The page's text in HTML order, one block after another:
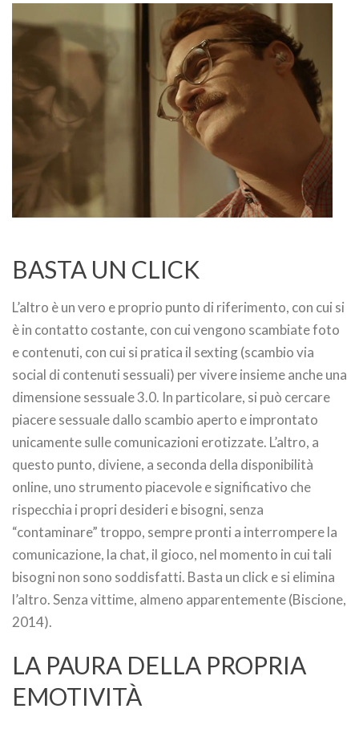
BASTA UN CLICK
L’altro è un vero e proprio punto di riferimento, con cui si
è in contatto costante, con cui vengono scambiate foto
e contenuti, con cui si pratica il sexting (scambio via
social di contenuti sessuali) per vivere insieme anche una
dimensione sessuale 3.0. In particolare, si può cercare
piacere sessuale dallo scambio aperto e improntato
unicamente sulle comunicazioni erotizzate. L’altro, a
questo punto, diviene, a seconda della disponibilità
online, uno strumento piacevole e significativo che
rispecchia i propri desideri e bisogni, senza
“contaminare” troppo, sempre pronti a interrompere la
comunicazione, la chat, il gioco, nel momento in cui tali
bisogni non sono soddisfatti. Basta un click e si elimina
l’altro. Senza vittime, almeno apparentemente (Biscione,
2014).
LA PAURA DELLA PROPRIA
EMOTIVITÀ